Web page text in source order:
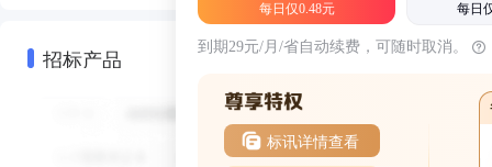
招标产品
每日仅0.48元 每日
到期29元/月/省自动续费，可随时取消。
标讯详情查看